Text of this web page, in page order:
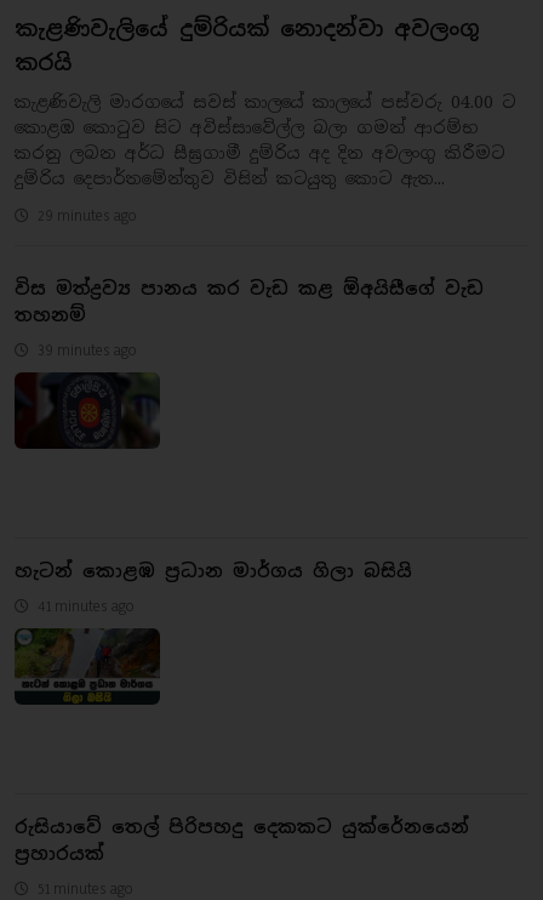
කැළණිවැලියේ දුම්රියක් නොදන්වා අවලංගු
කරයි
කැළණිවැලි මාරගයේ සවස් කාලයේ කාලයේ පස්වරු 04.00 ට
කොළඹ කොටුව සිට අවිස්සාවේල්ල බලා ගමන් ආරම්භ
කරනු ලබන අර්ධ සීඝ්‍රගාමී දුම්රිය අද දින අවලංගු කිරීමට
දුම්රිය දෙපාර්තමේන්තුව විසින් කටයුතු කොට ඇත...
29 minutes ago
විස මත්ද්‍රව්‍ය පානය කර වැඩ කළ ඕඅයිසීගේ වැඩ
තහනම්
39 minutes ago
හැටන් කොළඹ ප්‍රධාන මාර්ගය ගිලා බසියි
41 minutes ago
රුසියාවේ තෙල් පිරිපහදු දෙකකට යුක්රේනයෙන්
ප්‍රහාරයක්
51 minutes ago